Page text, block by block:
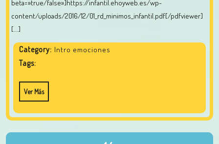
beta=»true/false»]https://infantil.ehoyweb.es/wp-
content/uploads/2016/12/01_rd_minimos_infantil.pdf[/pdfviewer]
[...]
Category: Intro emociones
Tags:
Ver Más